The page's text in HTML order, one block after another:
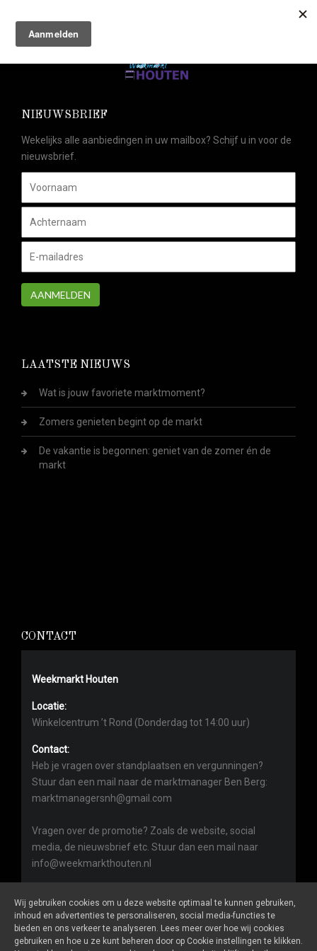
NIEUWSBRIEF
Wekelijks alle aanbiedingen in uw mailbox? Schijf u in voor de
nieuwsbrief.
AANMELDEN
LAATSTE NIEUWS
Wat is jouw favoriete marktmoment?
Zomers genieten begint op de markt
De vakantie is begonnen: geniet van de zomer én de
markt
CONTACT
Weekmarkt Houten
Locatie:
Winkelcentrum ’t Rond (Donderdag tot 14:00 uur)
Contact:
Heb je vragen over standplaatsen en vergunningen?
Stuur dan een mail naar de marktmanager Ben Berg:
marktmanagersnh@gmail.com
Vragen over de promotie? Zoals de website, social
media, de nieuwsbrief etc. Stuur dan een mail naar
info@weekmarkthouten.nl
Wij gebruiken cookies om u deze website optimaal te kunnen gebruiken,
inhoud en advertenties te personaliseren, social media-functies te
bieden en ons verkeer te analyseren. Lees meer over hoe wij cookies
gebruiken en hoe u ze kunt beheren door op Cookie instellingen te klikken.